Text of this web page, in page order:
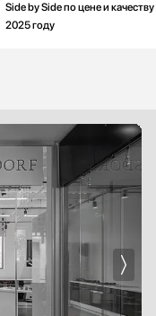
Side by Side по цене и качеству
2025 году